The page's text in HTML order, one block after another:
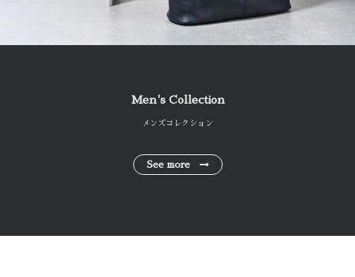
Men's Collection
メンズコレクション
See more